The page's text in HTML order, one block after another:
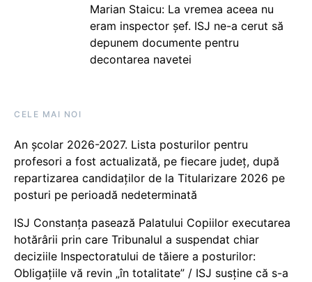
Marian Staicu: La vremea aceea nu
eram inspector șef. ISJ ne-a cerut să
depunem documente pentru
decontarea navetei
CELE MAI NOI
An școlar 2026-2027. Lista posturilor pentru
profesori a fost actualizată, pe fiecare județ, după
repartizarea candidaților de la Titularizare 2026 pe
posturi pe perioadă nedeterminată
ISJ Constanța pasează Palatului Copiilor executarea
hotărârii prin care Tribunalul a suspendat chiar
deciziile Inspectoratului de tăiere a posturilor:
Obligațiile vă revin „în totalitate” / ISJ susține că s-a